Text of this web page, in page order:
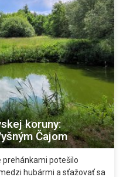
koruny:
Čajom
potešilo
hubármi a sťažovať sa